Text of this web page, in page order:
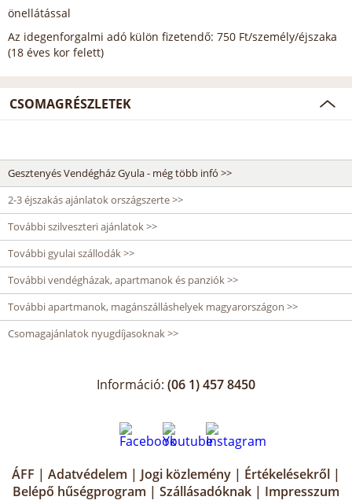
önellátással
Az idegenforgalmi adó külön fizetendő: 750 Ft/személy/éjszaka
(18 éves kor felett)
CSOMAGRÉSZLETEK
Gesztenyés Vendégház Gyula - még több infó >>
2-3 éjszakás ajánlatok országszerte >>
További szilveszteri ajánlatok >>
További gyulai szállodák >>
További vendégházak, apartmanok és panziók >>
További apartmanok, magánszálláshelyek magyarországon >>
Csomagajánlatok nyugdíjasoknak >>
Információ: (06 1) 457 8450
ÁFF | Adatvédelem | Jogi közlemény | Értékelésekről |
Belépő hűségprogram | Szállásadóknak | Impresszum